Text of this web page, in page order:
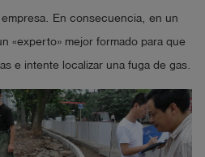
En consecuencia, en un
«experto» mejor formado para que
e intente localizar una fuga de gas.